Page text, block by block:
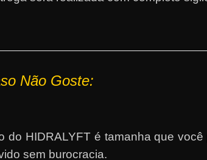
Não Goste:
do HIDRALYFT é tamanha que
sem burocracia.